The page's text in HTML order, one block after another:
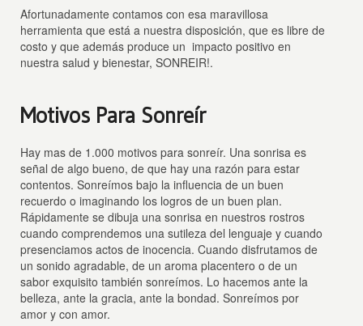
Afortunadamente contamos con esa maravillosa
herramienta que está a nuestra disposición, que es libre de
costo y que además produce un impacto positivo en
nuestra salud y bienestar, SONREIR!.
Motivos Para Sonreír
Hay mas de 1.000 motivos para sonreír. Una sonrisa es
señal de algo bueno, de que hay una razón para estar
contentos. Sonreímos bajo la influencia de un buen
recuerdo o imaginando los logros de un buen plan.
Rápidamente se dibuja una sonrisa en nuestros rostros
cuando comprendemos una sutileza del lenguaje y cuando
presenciamos actos de inocencia. Cuando disfrutamos de
un sonido agradable, de un aroma placentero o de un
sabor exquisito también sonreímos. Lo hacemos ante la
belleza, ante la gracia, ante la bondad. Sonreímos por
amor y con amor.